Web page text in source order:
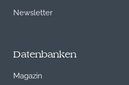
Newsletter
Datenbanken
Magazin